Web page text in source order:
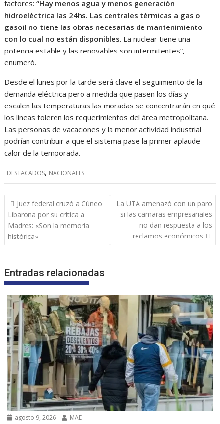
factores:“Hay menos agua y menos generación
hidroeléctrica las 24hs. Las centrales térmicas a gas o
gasoil no tiene las obras necesarias de mantenimiento
con lo cual no están disponibles. La nuclear tiene una
potencia estable y las renovables son intermitentes”,
enumeró.
Desde el lunes por la tarde será clave el seguimiento de la
demanda eléctrica pero a medida que pasen los días y
escalen las temperaturas las moradas se concentrarán en qué
los líneas toleren los requerimientos del área metropolitana.
Las personas de vacaciones y la menor actividad industrial
podrían contribuir a que el sistema pase la primer aplaude
calor de la temporada.
DESTACADOS, NACIONALES
Navegación
de
entradas
Juez federal cruzó a Cúneo
Libarona por su crítica a
Madres: «Son la memoria
histórica»
La UTA amenazó con un paro
si las cámaras empresariales
no dan respuesta a los
reclamos económicos
Entradas relacionadas
agosto 9, 2026 MAD